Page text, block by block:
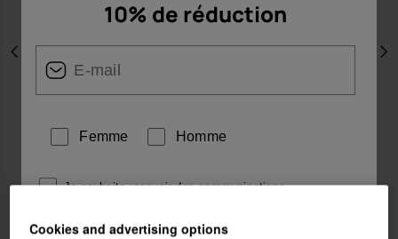
Précédent
10% de réduction
Femme Homme
Je souhaite recevoir des communications
Politique de Confidentialité.
Cookies and advertising options